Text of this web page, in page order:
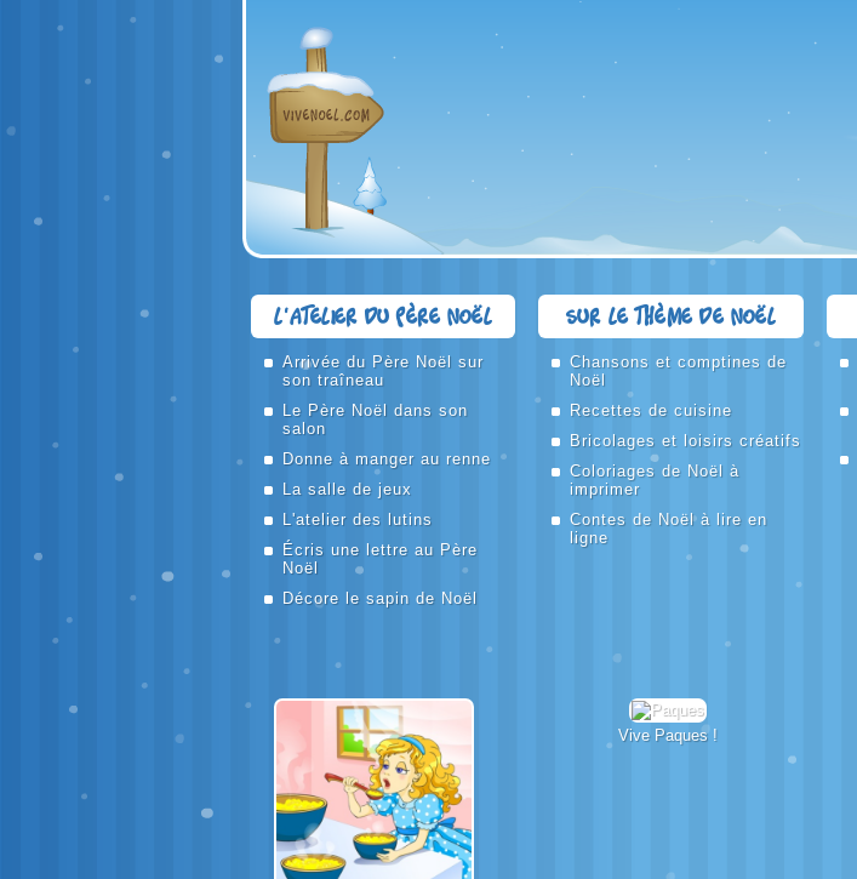
L'atelier du Père Noël
Arrivée du Père Noël sur
son traîneau
Le Père Noël dans son
salon
Donne à manger au renne
La salle de jeux
L'atelier des lutins
Écris une lettre au Père
Noël
Décore le sapin de Noël
Sur le thème de Noël
Chansons et comptines de
Noël
Recettes de cuisine
Bricolages et loisirs créatifs
Coloriages de Noël à
imprimer
Contes de Noël à lire en
ligne
Vive Paques!